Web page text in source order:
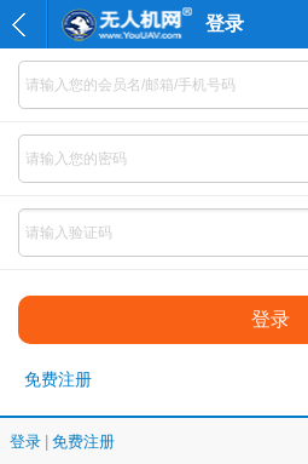
登录
免费注册
登录 免费注册